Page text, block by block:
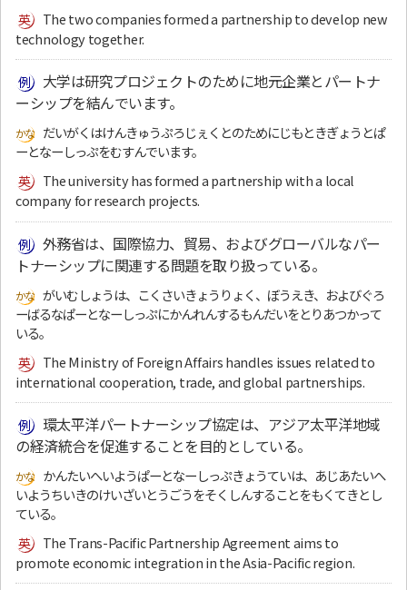
The two companies formed a partnership to develop new
technology together.
大学は研究プロジェクトのために地元企業とパートナ
ーシップを結んでいます。
だいがくはけんきゅうぷろじぇくとのためにじもときぎょうとぱ
ーとなーしっぷをむすんでいます。
The university has formed a partnership with a local
company for research projects.
外務省は、国際協力、貿易、およびグローバルなパー
トナーシップに関連する問題を取り扱っている。
がいむしょうは、こくさいきょうりょく、ぼうえき、およびぐろ
ーばるなぱーとなーしっぷにかんれんするもんだいをとりあつかって
いる。
The Ministry of Foreign Affairs handles issues related to
international cooperation, trade, and global partnerships.
環太平洋パートナーシップ協定は、アジア太平洋地域
の経済統合を促進することを目的としている。
かんたいへいようぱーとなーしっぷきょうていは、あじあたいへ
いようちいきのけいざいとうごうをそくしんすることをもくてきとし
ている。
The Trans-Pacific Partnership Agreement aims to
promote economic integration in the Asia-Pacific region.